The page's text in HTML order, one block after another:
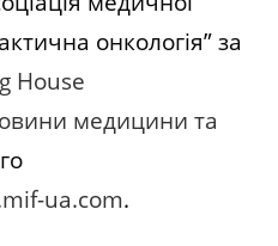
онкологія” за
House
медицини та
ua.com.